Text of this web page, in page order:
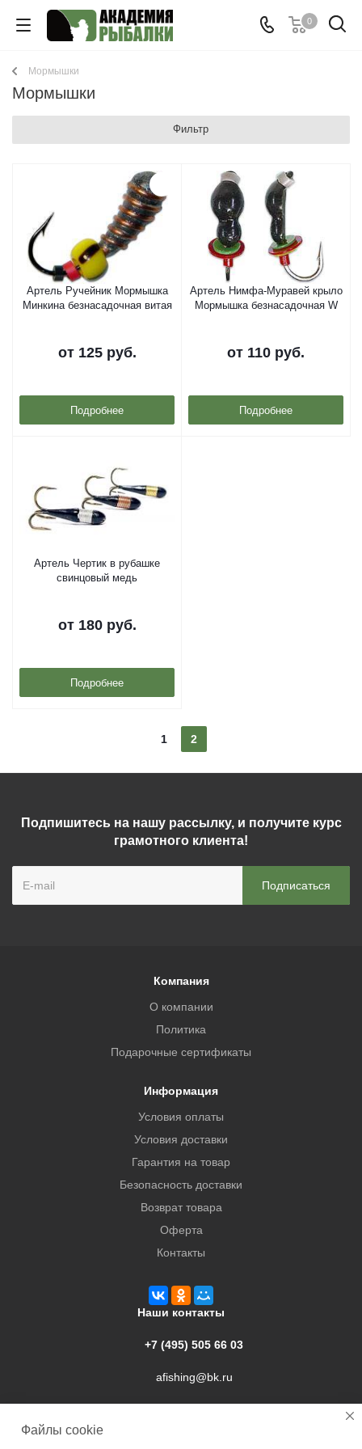
0
Мормышки
Мормышки
Фильтр
Артель Ручейник Мормышка
Минкина безнасадочная витая
от 125 руб.
Подробнее
Артель Нимфа-Муравей крыло
Мормышка безнасадочная W
от 110 руб.
Подробнее
Артель Чертик в рубашке
свинцовый медь
от 180 руб.
Подробнее
1 2
Подпишитесь на нашу рассылку, и получите курс
грамотного клиента!
Компания
О компании
Политика
Подарочные сертификаты
Информация
Условия оплаты
Условия доставки
Гарантия на товар
Безопасность доставки
Возврат товара
Оферта
Контакты
Наши контакты
+7 (495) 505 66 03
afishing@bk.ru
Файлы cookie